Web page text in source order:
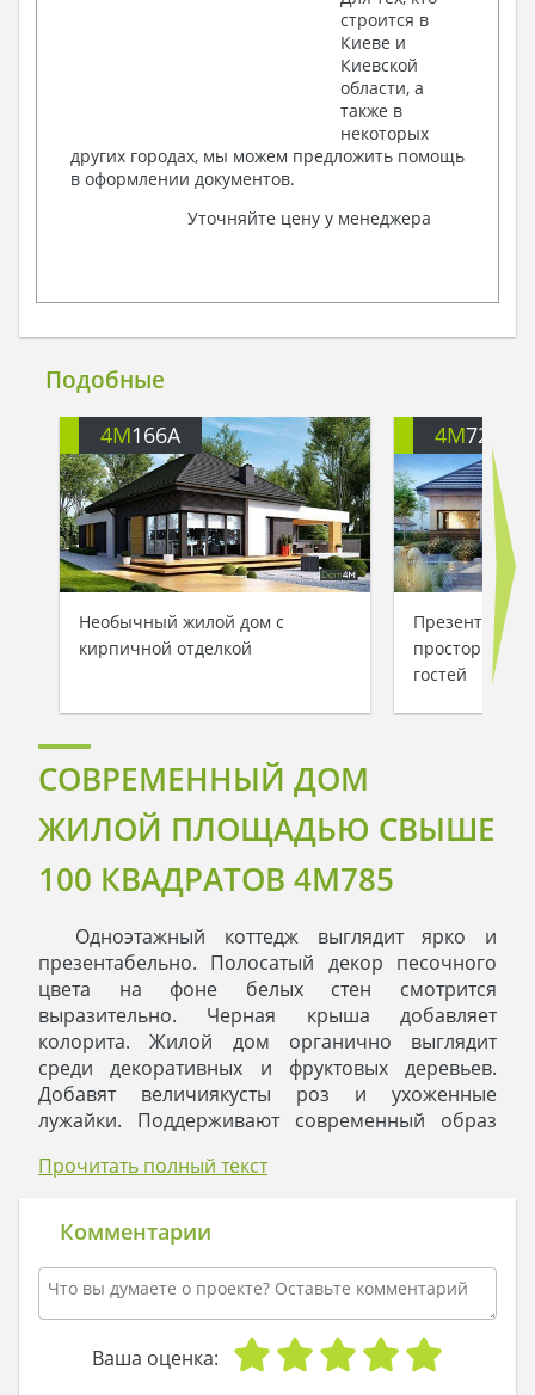
строится в
Киеве и
Киевской
области, а
также в
некоторых
других городах, мы можем предложить помощь
в оформлении документов.
Уточняйте цену у менеджера
Подобные
4M166A
Необычный жилой дом с
кирпичной отделкой
4M722
просторной
гостей
СОВРЕМЕННЫЙ ДОМ
ЖИЛОЙ ПЛОЩАДЬЮ СВЫШЕ
100 КВАДРАТОВ 4M785
Одноэтажный коттедж выглядит ярко и
презентабельно. Полосатый декор песочного
цвета на фоне белых стен смотрится
выразительно. Черная крыша добавляет
колорита. Жилой дом органично выглядит
среди декоративных и фруктовых деревьев.
Добавят величиякусты роз и ухоженные
лужайки. Поддерживают современный образ
просторные террасы и декоративная кирпичная
Проект рассчитан на проживание небольшой
семьи, под личные апартаменты выделено три
комнаты. Для того чтобы обеспечить тишину и
создать хорошие условия для релаксации, под
спальни определена отдаленная часть этажа.
В зону отдыха входит гостиная и столовая.
Прочитать полный текст
Комментарии
Ваша оценка: